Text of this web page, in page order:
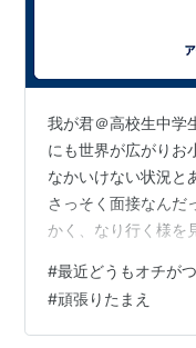
我が君＠高校生中学
にも世界が広がりお
なかいけない状況と
さっそく面接なんだ
かく、なり行く様を
た明日
#最近どうもオチが
#頑張りたまえ